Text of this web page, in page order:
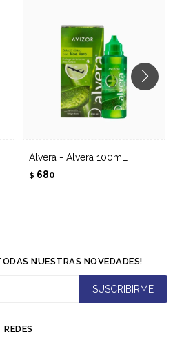
Alvera - Alvera 100mL
$ 680
REDES
NUESTRAS NOVEDADES!
SUSCRIBIRME